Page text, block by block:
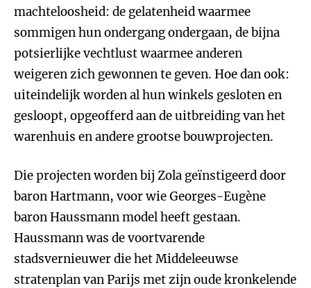
machteloosheid: de gelatenheid waarmee
sommigen hun ondergang ondergaan, de bijna
potsierlijke vechtlust waarmee anderen
weigeren zich gewonnen te geven. Hoe dan ook:
uiteindelijk worden al hun winkels gesloten en
gesloopt, opgeofferd aan de uitbreiding van het
warenhuis en andere grootse bouwprojecten.
Die projecten worden bij Zola geïnstigeerd door
baron Hartmann, voor wie Georges-Eugène
baron Haussmann model heeft gestaan.
Haussmann was de voortvarende
stadsvernieuwer die het Middeleeuwse
stratenplan van Parijs met zijn oude kronkelende